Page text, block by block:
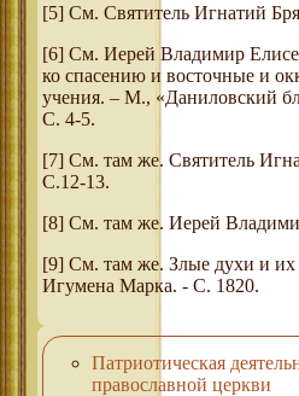
[5] См. Святитель Игнатий
[6] См. Иерей Владимир
ко спасению и восточные и
учения. – М., «Даниловский
С. 4-5.
[7] См. там же. Святитель
С.12-13.
[8] См. там же. Иерей
[9] См. там же. Злые духи и их
Игумена Марка. - С. 1820.
Патриотическая
православной церкви